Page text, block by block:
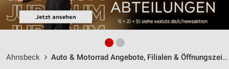
Ahnsbeck Auto & Motorrad Angebote, Filialen & Öffnungszeiten